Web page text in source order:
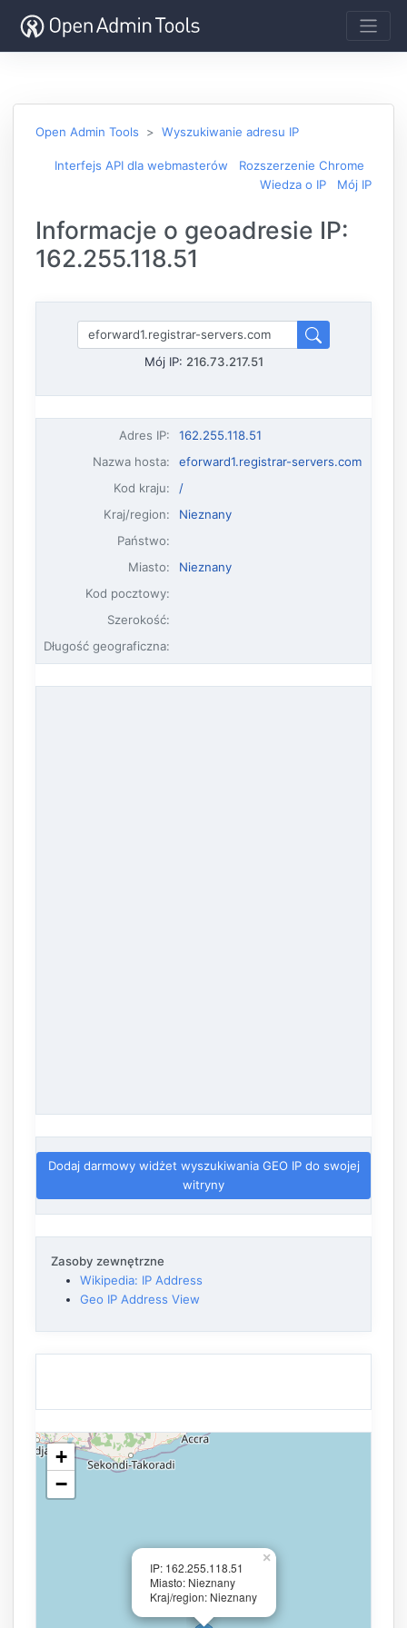
Open Admin Tools Wyszukiwanie adresu IP
Interfejs API dla webmasterów
Rozszerzenie Chrome
Wiedza o IP
Mój IP
Informacje o geoadresie IP:
162.255.118.51
Mój IP: 216.73.217.51
Adres IP:
162.255.118.51
Nazwa hosta:
eforward1.registrar-servers.com
Kod kraju:
/
Kraj/region:
Nieznany
Państwo:
Miasto:
Nieznany
Kod pocztowy:
Szerokość:
Długość geograficzna:
Dodaj darmowy widżet wyszukiwania GEO IP do swojej
witryny
Zasoby zewnętrzne
Wikipedia: IP Address
Geo IP Address View
IP: 162.255.118.51
Miasto: Nieznany
Kraj/region: Nieznany
×
+
−